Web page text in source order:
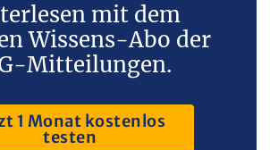
mit dem
Wissens-Abo der
Mitteilungen.
1 Monat kostenlos
testen